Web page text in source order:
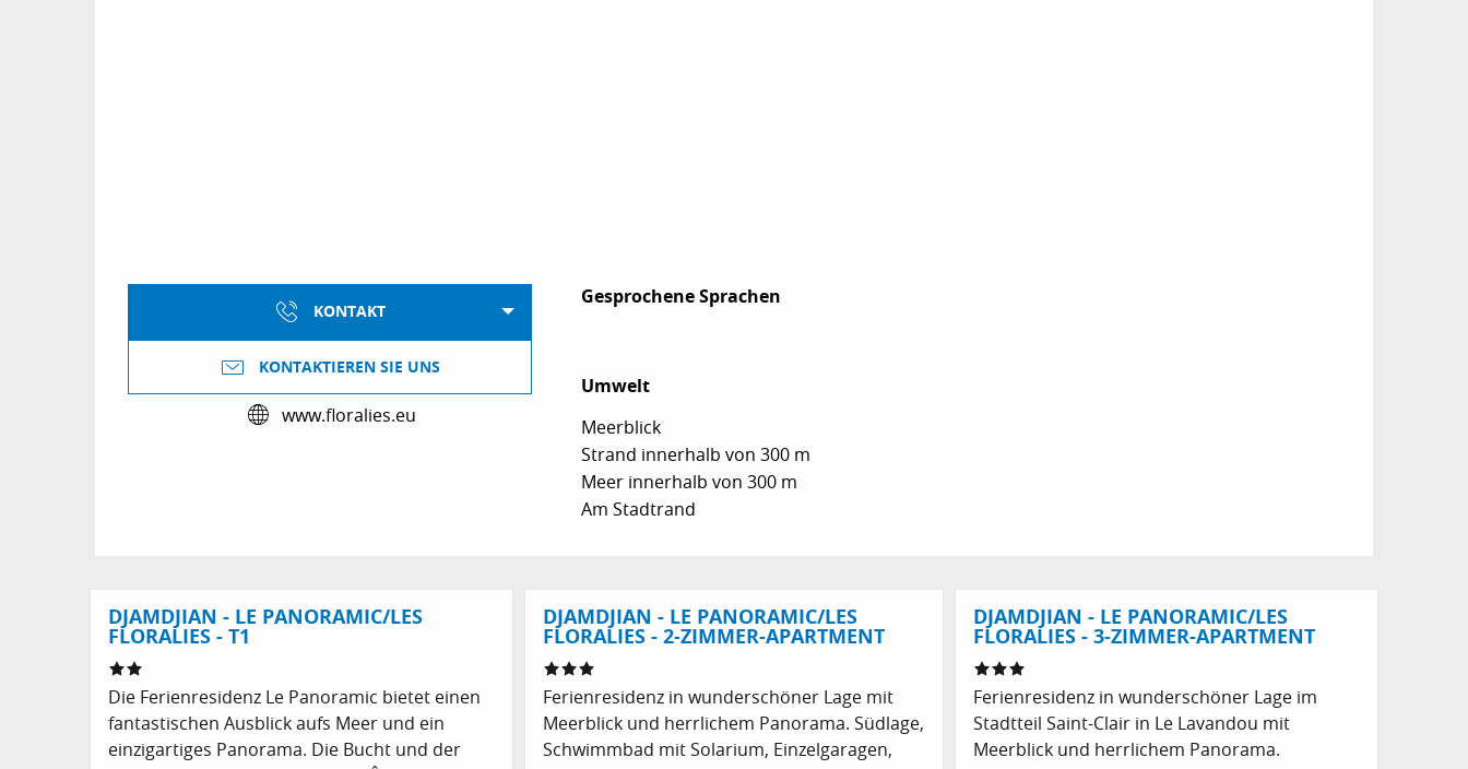
KONTAKT
KONTAKTIEREN SIE UNS
www.floralies.eu
Gesprochene Sprachen
Gesprochene Sprachen
Umwelt
Umwelt
Meerblick
Strand innerhalb von 300 m
Meer innerhalb von 300 m
Am Stadtrand
DJAMDJIAN - LE PANORAMIC/LES
FLORALIES - T1
Die Ferienresidenz Le Panoramic bietet einen
fantastischen Ausblick aufs Meer und ein
einzigartiges Panorama. Die Bucht und der
DJAMDJIAN - LE PANORAMIC/LES
FLORALIES - 2-ZIMMER-APARTMENT
Ferienresidenz in wunderschöner Lage mit
Meerblick und herrlichem Panorama. Südlage,
Schwimmbad mit Solarium, Einzelgaragen,
DJAMDJIAN - LE PANORAMIC/LES
FLORALIES - 3-ZIMMER-APARTMENT
Ferienresidenz in wunderschöner Lage im
Stadtteil Saint-Clair in Le Lavandou mit
Meerblick und herrlichem Panorama.